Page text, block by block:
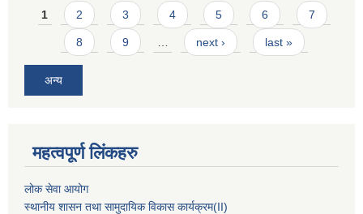
Pages
1 2 3 4 5 6 7
8 9 … next › last »
अन्य
महत्वपूर्ण लिंकहरु
लोक सेवा आयोग
स्थानीय शासन तथा सामुदायिक विकास कार्यक्रम(II)